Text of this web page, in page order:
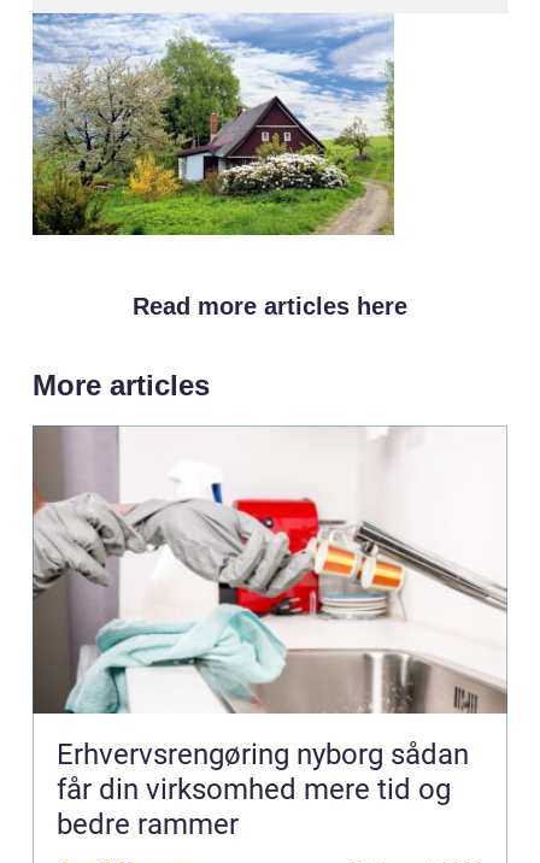
Read more articles here
More articles
Erhvervsrengøring nyborg sådan
får din virksomhed mere tid og
bedre rammer